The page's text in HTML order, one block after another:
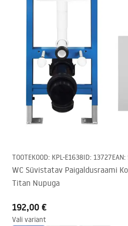
TOOTEKOOD: KPL-E1638ID: 13727EAN:
WC Süvistatav Paigaldusraami
Titan Nupuga
192,00 €
Vali variant